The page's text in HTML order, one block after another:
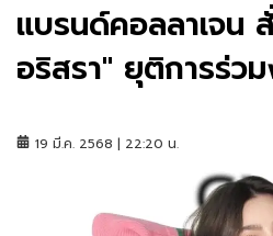
แบรนด์คอลลาเจน
อริสรา" ยุติการร่ว
19 มี.ค. 2568 | 22:20 น.